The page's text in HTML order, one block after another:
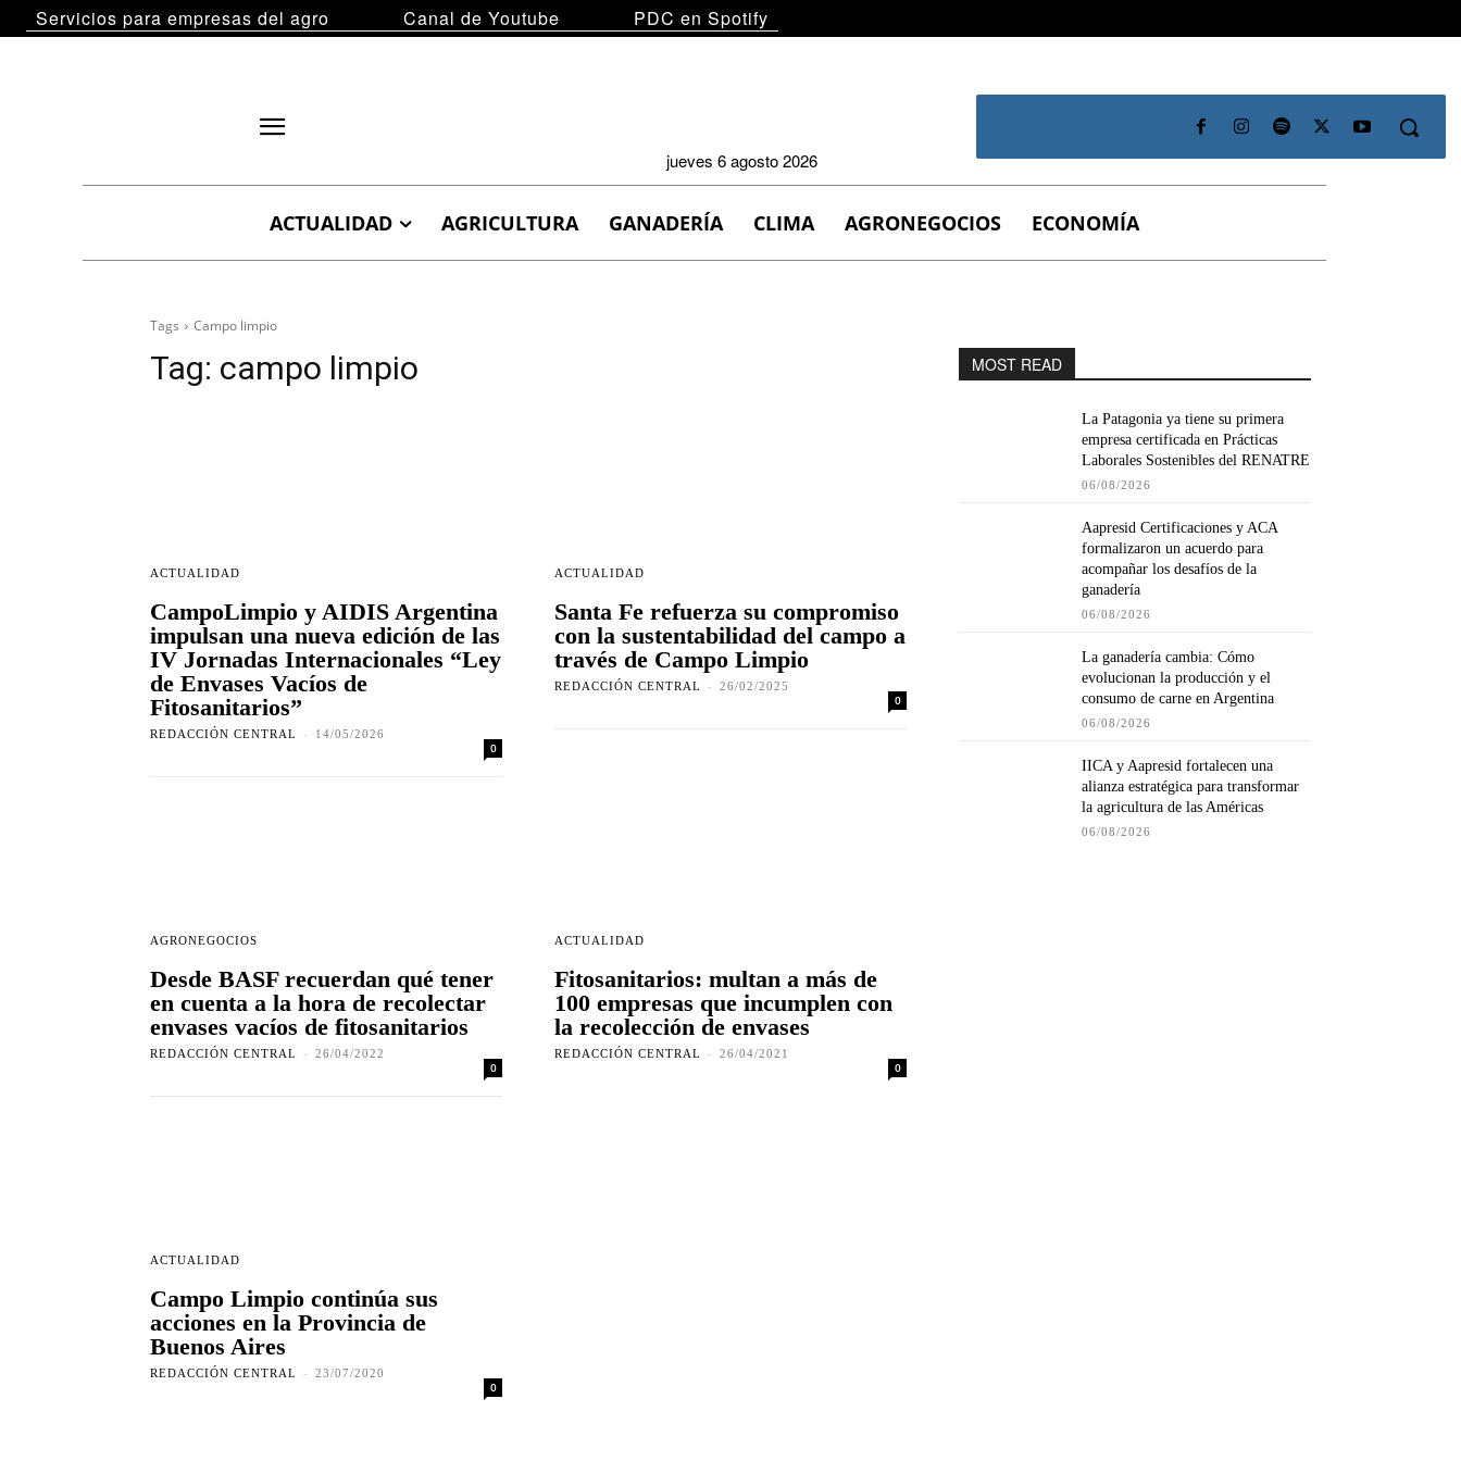
Servicios para empresas del agro Canal de Youtube PDC en Spotify
jueves 6 agosto 2026
ACTUALIDAD AGRICULTURA GANADERÍA CLIMA AGRONEGOCIOS ECONOMÍA
Tags Campo limpio
Tag: campo limpio
ACTUALIDAD
CampoLimpio y AIDIS Argentina
impulsan una nueva edición de las
IV Jornadas Internacionales “Ley
de Envases Vacíos de
Fitosanitarios”
REDACCIÓN CENTRAL - 14/05/2026
0
ACTUALIDAD
Santa Fe refuerza su compromiso
con la sustentabilidad del campo a
través de Campo Limpio
REDACCIÓN CENTRAL - 26/02/2025
0
AGRONEGOCIOS
Desde BASF recuerdan qué tener
en cuenta a la hora de recolectar
envases vacíos de fitosanitarios
REDACCIÓN CENTRAL - 26/04/2022
0
ACTUALIDAD
Fitosanitarios: multan a más de
100 empresas que incumplen con
la recolección de envases
REDACCIÓN CENTRAL - 26/04/2021
0
ACTUALIDAD
Campo Limpio continúa sus
acciones en la Provincia de
Buenos Aires
REDACCIÓN CENTRAL - 23/07/2020
0
MOST READ
La Patagonia ya tiene su primera
empresa certificada en Prácticas
Laborales Sostenibles del RENATRE
06/08/2026
Aapresid Certificaciones y ACA
formalizaron un acuerdo para
acompañar los desafíos de la
ganadería
06/08/2026
La ganadería cambia: Cómo
evolucionan la producción y el
consumo de carne en Argentina
06/08/2026
IICA y Aapresid fortalecen una
alianza estratégica para transformar
la agricultura de las Américas
06/08/2026